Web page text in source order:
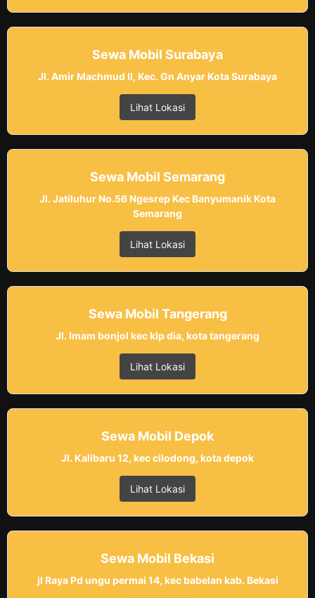
Sewa Mobil Surabaya
Jl. Amir Machmud II, Kec. Gn Anyar Kota Surabaya
Lihat Lokasi
Sewa Mobil Semarang
Jl. Jatiluhur No.56 Ngesrep Kec Banyumanik Kota
Semarang
Lihat Lokasi
Sewa Mobil Tangerang
Jl. Imam bonjol kec klp dia, kota tangerang
Lihat Lokasi
Sewa Mobil Depok
Jl. Kalibaru 12, kec cilodong, kota depok
Lihat Lokasi
Sewa Mobil Bekasi
jl Raya Pd ungu permai 14, kec babelan kab. Bekasi